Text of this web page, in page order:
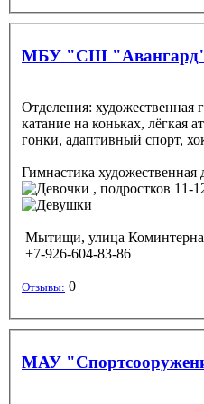
МБУ "СШ
Отделения: художественная
катание на коньках, лёгкая
гонки, адаптивный спорт,
Гимнастика художественная
, подростков 11-
Мытищи, улица
+7-926-604-83-86
Отзывы: 0
МАУ